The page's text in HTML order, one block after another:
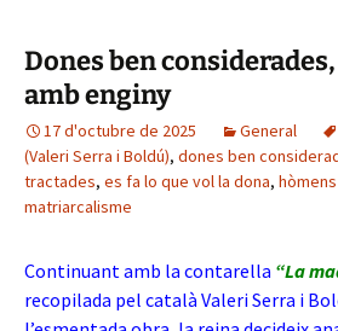
Dones ben
amb enginy
17 d'octubre de 2025 General
(Valeri Serra i Boldú), dones ben
tractades, es fa lo que vol la dona,
matriarcalisme
Continuant amb la contarella “La
recopilada pel català Valeri Serra i